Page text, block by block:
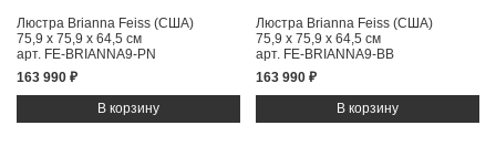
Люстра Brianna Feiss (США)
75,9 x 75,9 x 64,5 см
арт. FE-BRIANNA9-PN
163 990 ₽
Люстра Brianna Feiss (США)
75,9 x 75,9 x 64,5 см
арт. FE-BRIANNA9-BB
163 990 ₽